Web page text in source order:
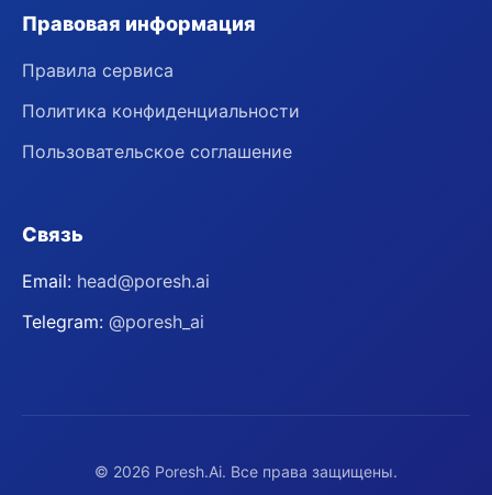
Правовая информация
Правила сервиса
Политика конфиденциальности
Пользовательское соглашение
Связь
Email: head@poresh.ai
Telegram: @poresh_ai
© 2026 Poresh.Ai. Все права защищены.